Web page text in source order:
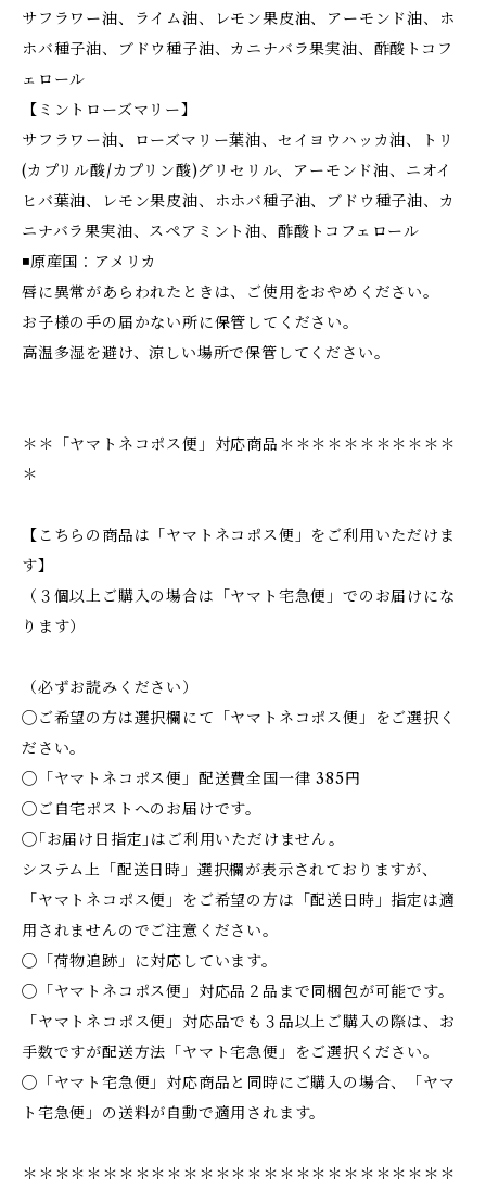
サフラワー油、ライム油、レモン果皮油、アーモンド油、ホ
ホバ種子油、ブドウ種子油、カニナバラ果実油、酢酸トコフ
ェロール
【ミントローズマリー】
サフラワー油、ローズマリー葉油、セイヨウハッカ油、トリ
(カプリル酸/カプリン酸)グリセリル、アーモンド油、ニオイ
ヒバ葉油、レモン果皮油、ホホバ種子油、ブドウ種子油、カ
ニナバラ果実油、スペアミント油、酢酸トコフェロール
◾️原産国：アメリカ
唇に異常があらわれたときは、ご使用をおやめください。
お子様の手の届かない所に保管してください。
高温多湿を避け、涼しい場所で保管してください。
＊＊「ヤマトネコポス便」対応商品＊＊＊＊＊＊＊＊＊＊＊
＊
【こちらの商品は「ヤマトネコポス便」をご利用いただけま
す】
（３個以上ご購入の場合は「ヤマト宅急便」でのお届けにな
ります）
（必ずお読みください）
◯ご希望の方は選択欄にて「ヤマトネコポス便」をご選択く
ださい。
◯「ヤマトネコポス便」配送費全国一律 385円
◯ご自宅ポストへのお届けです。
◯｢お届け日指定｣はご利用いただけません。
システム上「配送日時」選択欄が表示されておりますが、
「ヤマトネコポス便」をご希望の方は「配送日時」指定は適
用されませんのでご注意ください。
◯「荷物追跡」に対応しています。
◯「ヤマトネコポス便」対応品２品まで同梱包が可能です。
「ヤマトネコポス便」対応品でも３品以上ご購入の際は、お
手数ですが配送方法「ヤマト宅急便」をご選択ください。
◯「ヤマト宅急便」対応商品と同時にご購入の場合、「ヤマ
ト宅急便」の送料が自動で適用されます。
＊＊＊＊＊＊＊＊＊＊＊＊＊＊＊＊＊＊＊＊＊＊＊＊＊＊＊